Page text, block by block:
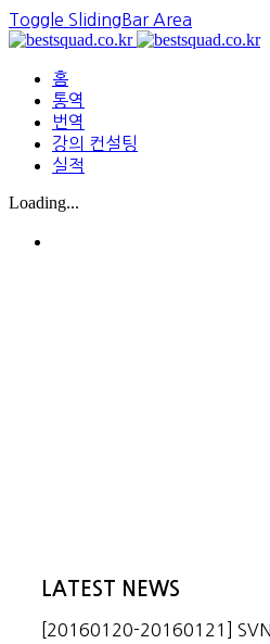
Toggle SlidingBar Area
홈
통역
번역
강의 컨설팅
실적
Loading...
LATEST NEWS
[20160120-20160121]